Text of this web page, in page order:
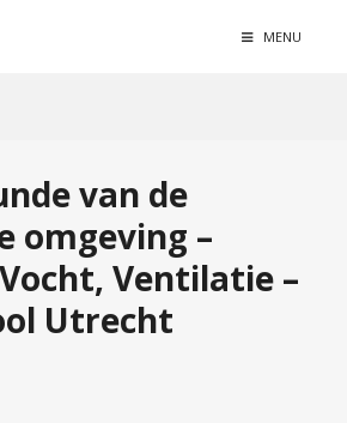
MENU
van de
omgeving –
Ventilatie –
Utrecht